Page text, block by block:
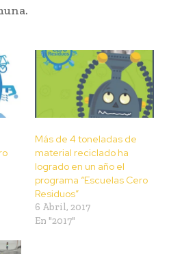
Más de 4 toneladas de
material reciclado ha
logrado en un año el
programa “Escuelas Cero
Residuos”
6 Abril, 2017
En "2017"